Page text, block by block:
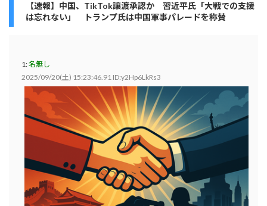
【速報】中国、TikTok譲渡承認か 習近平氏「大戦での支援
は忘れない」 トランプ氏は中国軍事パレードを称賛
1:名無し
2025/09/20(土) 15:23:46.91 ID:y2Hp6LkRs3